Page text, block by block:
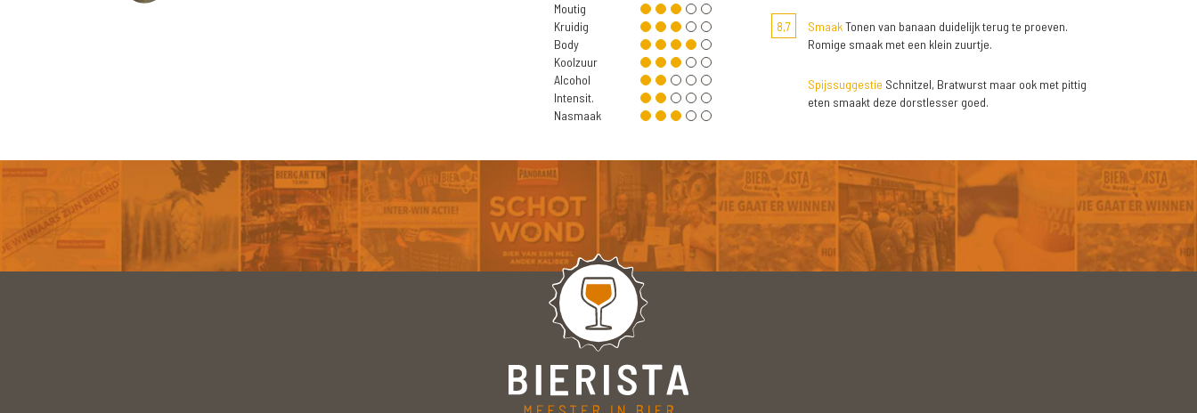
Moutig
Kruidig
Body
Koolzuur
Alcohol
Intensit.
Nasmaak
8,7 SmaakTonen van banaan duidelijk terug te proeven.
Romige smaak met een klein zuurtje.
Spijssuggestie Schnitzel, Bratwurst maar ook met pittig
eten smaakt deze dorstlesser goed.